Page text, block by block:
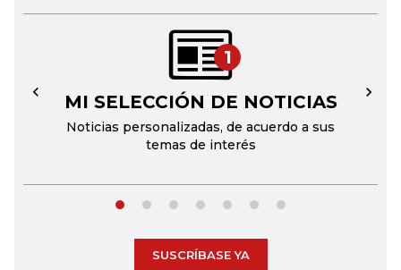
1
MI SELECCIÓN DE NOTICIAS
Noticias personalizadas, de acuerdo a sus
temas de interés
← →
SUSCRÍBASE YA